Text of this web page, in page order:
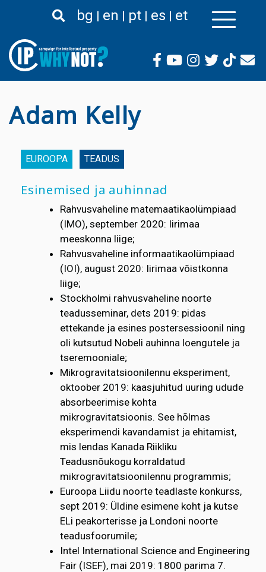
edasi
juurde
bg en pt es et
Adam Kelly
EUROOPA TEADUS
Esinemised ja auhinnad
Rahvusvaheline matemaatikaolümpiaad
(IMO), september 2020: Iirimaa
meeskonna liige;
Rahvusvaheline informaatikaolümpiaad
(IOI), august 2020: Iirimaa võistkonna
liige;
Stockholmi rahvusvaheline noorte
teadusseminar, dets 2019: pidas
ettekande ja esines postersessioonil ning
oli kutsutud Nobeli auhinna loengutele ja
tseremooniale;
Mikrogravitatsioonilennu eksperiment,
oktoober 2019: kaasjuhitud uuring udude
absorbeerimise kohta
mikrogravitatsioonis. See hõlmas
eksperimendi kavandamist ja ehitamist,
mis lendas Kanada Riikliku
Teadusnõukogu korraldatud
mikrogravitatsioonilennu programmis;
Euroopa Liidu noorte teadlaste konkurss,
sept 2019: Üldine esimene koht ja kutse
ELi peakorterisse ja Londoni noorte
teadusfoorumile;
Intel International Science and Engineering
Fair (ISEF), mai 2019: 1800 parima 7.